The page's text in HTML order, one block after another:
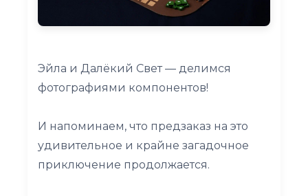
Эйла и Далёкий Свет — делимся
фотографиями компонентов!
И напоминаем, что предзаказ на это
удивительное и крайне загадочное
приключение продолжается.